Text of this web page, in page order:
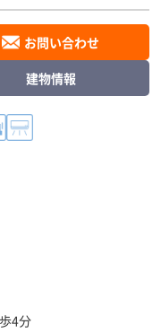
4分
お問い合わせ
建物情報